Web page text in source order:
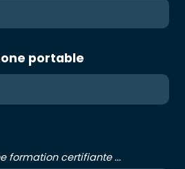
portable
formation certifiante ...